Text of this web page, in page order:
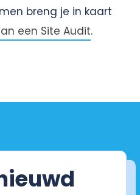
breng je in kaart
een Site Audit.